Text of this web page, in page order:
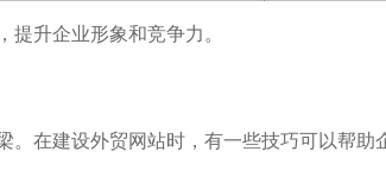
升企业形象和竞争力。
在建设外贸网站时，有一些技巧可以帮